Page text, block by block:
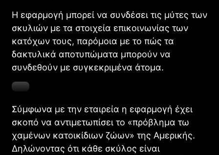
Η εφαρμογή μπορεί να συνδέσει τις μύτες των
σκυλιών με τα στοιχεία επικοινωνίας των
κατόχων τους, παρόμοια με το πώς τα
δακτυλικά αποτυπώματα μπορούν να
συνδεθούν με συγκεκριμένα άτομα.
Σύμφωνα με την εταιρεία η εφαρμογή έχει
σκοπό να αντιμετωπίσει το «πρόβλημα τω
χαμένων κατοικίδιων ζώων» της Αμερικής.
Δηλώνοντας ότι κάθε σκύλος είναι